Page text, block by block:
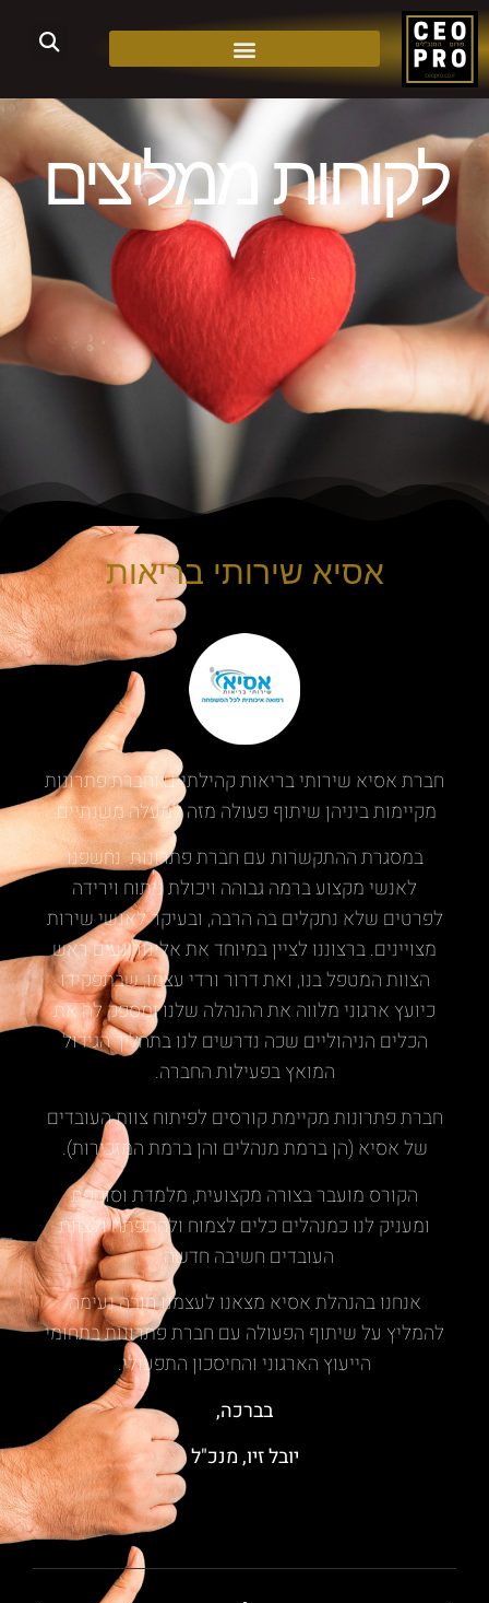
לקוחות ממליצים
אסיא שירותי בריאות
חברת אסיא שירותי בריאות קהילתיים וחברת פתרונות
מקיימות ביניהן שיתוף פעולה מזה למעלה משנתיים.
במסגרת ההתקשרות עם חברת פתרונות נחשפנו
לאנשי מקצוע ברמה גבוהה ויכולת ניתוח וירידה
לפרטים שלא נתקלים בה הרבה, ובעיקר לאנשי שירות
מצויינים. ברצוננו לציין במיוחד את אלינור נעים ראש
הצוות המטפל בנו, ואת דרור ורדי עצמו, שבתפקידו
כיועץ ארגוני מלווה את ההנהלה שלנו ומספק לה את
הכלים הניהוליים שכה נדרשים לנו בתהליך הגידול
המואץ בפעילות החברה.
חברת פתרונות מקיימת קורסים לפיתוח צוות העובדים
של אסיא (הן ברמת מנהלים והן ברמת המזכירות).
הקורס מועבר בצורה מקצועית, מלמדת וסוחפת
ומעניק לנו כמנהלים כלים לצמוח ולהתפתח ולצוות
העובדים חשיבה חדשה .
אנחנו בהנהלת אסיא מצאנו לעצמנו חובה נעימה
להמליץ על שיתוף הפעולה עם חברת פתרונות בתחומי
הייעוץ הארגוני והחיסכון התפעולי.
בברכה,
יובל זיו, מנכ"ל